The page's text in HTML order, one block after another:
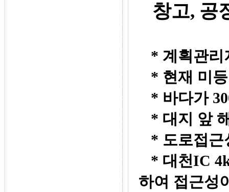
창고, 공
* 계획관리
* 현재 미등
* 바다가
* 대지 앞
* 도로접근
* 대천IC
하여 접근성